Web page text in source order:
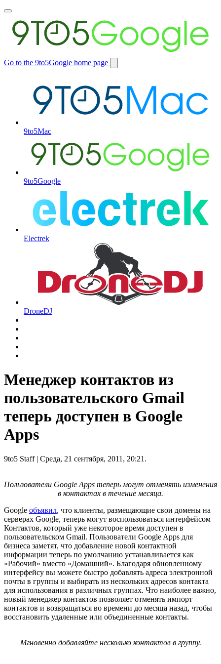
Toggle
main
menu
Go to the 9to5Google home page
Switch
9to5Mac
9to5Google
Electrek
DroneDJ
Менеджер контактов из
пользовательского Gmail
теперь доступен в Google
Apps
9to5 Staff| Среда, 21 сентября, 2011, 20:21.
Пользователи Google Apps теперь могут отменять изменения
в контактах в течение месяца.
Google объявил, что клиенты, размещающие свои домены на
серверах Google, теперь могут воспользоваться интерфейсом
Контактов, который уже некоторое время доступен в
пользовательском Gmail. Пользователи Google Apps для
бизнеса заметят, что добавление новой контактной
информации теперь по умолчанию устанавливается как
«Рабочий» вместо «Домашний». Благодаря обновленному
интерфейсу вы можете быстро добавлять адреса электронной
почты в группы и выбирать из нескольких адресов контакта
для использования в различных группах. Что наиболее важно,
новый менеджер контактов позволяет отменять импорт
контактов и возвращаться во времени до месяца назад, чтобы
восстановить удаленные или объединенные контакты.
Мгновенно добавляйте несколько контактов в группу.